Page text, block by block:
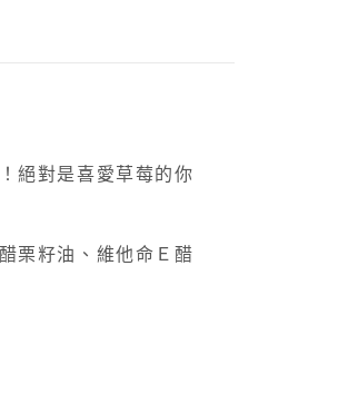
絕對是喜愛草莓的你
栗籽油、維他命Ｅ醋